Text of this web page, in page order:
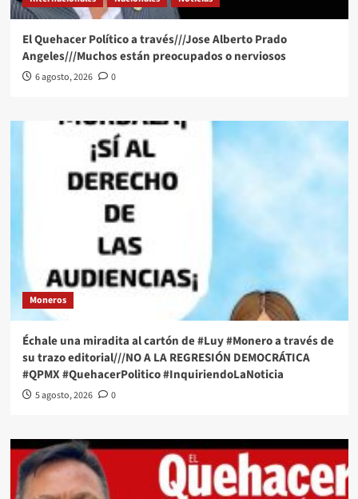
El Quehacer Político a través///Jose Alberto Prado
Angeles///Muchos están preocupados o nerviosos
6 agosto, 2026 0
Moneros
Échale una miradita al cartón de #Luy #Monero a través de
su trazo editorial///NO A LA REGRESIÓN DEMOCRÁTICA
#QPMX #QuehacerPolitico #InquiriendoLaNoticia
5 agosto, 2026 0